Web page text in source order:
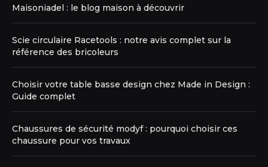
Maisoniadel : le blog maison à découvrir
Scie circulaire Racetools : notre avis complet sur la
référence des bricoleurs
Choisir votre table basse design chez Made in Design :
Guide complet
Chaussures de sécurité modyf : pourquoi choisir ces
chaussure pour vos travaux